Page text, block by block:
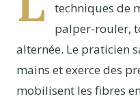
techniques de
palper-rouler,
alternée. Le praticien
mains et exerce des
mobilisent les fibres